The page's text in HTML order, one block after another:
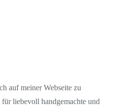
auf meiner Webseite zu
liebevoll handgemachte und